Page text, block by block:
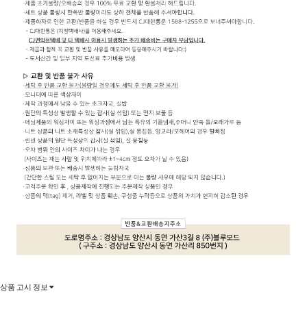
상품 고시 정보